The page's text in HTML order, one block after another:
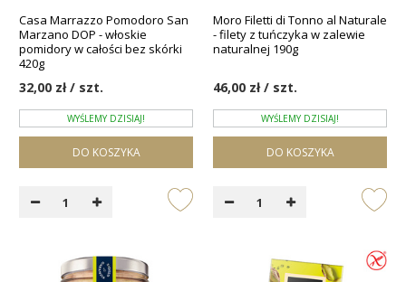
Casa Marrazzo Pomodoro San
Marzano DOP - włoskie
pomidory w całości bez skórki
420g
32,00 zł / szt.
WYŚLEMY DZISIAJ!
DO KOSZYKA
Moro Filetti di Tonno al Naturale
- filety z tuńczyka w zalewie
naturalnej 190g
46,00 zł / szt.
WYŚLEMY DZISIAJ!
DO KOSZYKA